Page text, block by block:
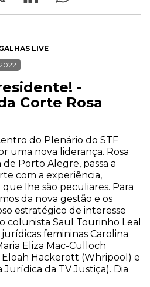
LIVE
-
Corte Rosa
do Plenário do STF
uma nova liderança. Rosa
Porto Alegre, passa a
com a experiência,
lhe são peculiares. Para
da nova gestão e os
estratégico de interesse
colunista Saul Tourinho Leal
femininas Carolina
Eliza Mac-Culloch
Eloah Hackerott (Whripool) e
Jurídica da TV Justiça). Dia